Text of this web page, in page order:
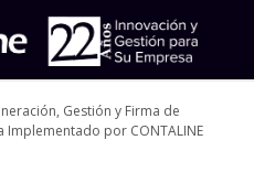
Gestión y Firma de
por CONTALINE